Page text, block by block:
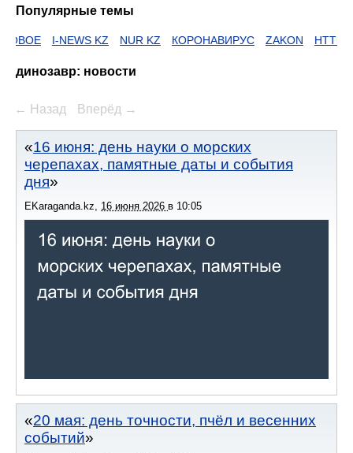
Популярные темы
I-NEWS KZ NUR KZ КОРОНАВИРУС ZAKON HTTPS ЕГОВ
динозавр: новости
← Назад Вперёд →
16 июня: день науки о морских
черепахах, памятные даты и события
дня
EKaraganda.kz, 16 июня 2026 в 10:05
20 мая: день точности, пчёл и весенних
событий